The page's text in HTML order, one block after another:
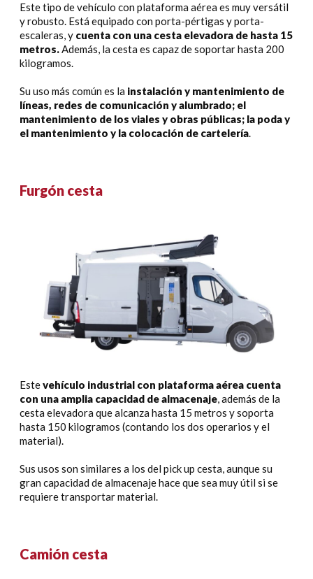
Este tipo de vehículo con plataforma aérea es muy versátil
y robusto. Está equipado con porta-pértigas y porta-
escaleras, y cuenta con una cesta elevadora de hasta 15
metros.Además, la cesta es capaz de soportar hasta 200
kilogramos.
Su uso más común es la instalación y mantenimiento de
líneas, redes de comunicación y alumbrado; el
mantenimiento de los viales y obras públicas; la poda y
el mantenimiento y la colocación de cartelería.
Furgón cesta
Estevehículo industrial con plataforma aérea cuenta
con una amplia capacidad de almacenaje, además de la
cesta elevadora que alcanza hasta 15 metros y soporta
hasta 150 kilogramos (contando los dos operarios y el
material).
Sus usos son similares a los del pick up cesta, aunque su
gran capacidad de almacenaje hace que sea muy útil si se
requiere transportar material.
Camión cesta